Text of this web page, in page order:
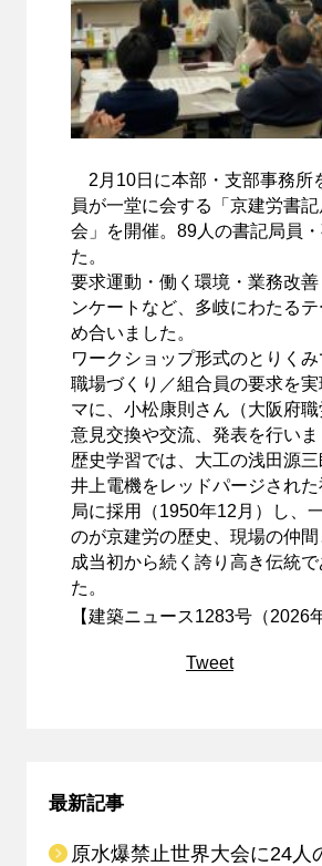
2月10日に本部・支部事務所
員が一堂に会する「京建労書
会」を開催。89人の書記局員
た。
要求運動・働く環境・業務改
ンケートなど、多岐にわたる
め合いました。
ワークショップ形式のとりく
職場づくり／組合員の要求を
マに、小松康則さん（大阪府職
意見交換や交流、発表を行いま
歴史学習では、大工の浅田源三
井上電機をレッドパージされ
局に採用（1950年12月）し、
のが京建労の歴史、現場の仲
成当初から続く誇り高き伝統
た。
【建築ニュース1283号（2026
Tweet
最新記事
原水爆禁止世界大会に24人